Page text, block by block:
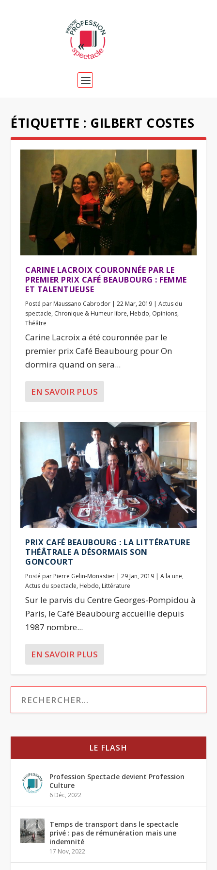
ÉTIQUETTE : GILBERT COSTES
CARINE LACROIX COURONNÉE PAR LE
PREMIER PRIX CAFÉ BEAUBOURG : FEMME
ET TALENTUEUSE
Posté par Maussano Cabrodor |22 Mar, 2019 |Actus du
spectacle, Chronique & Humeur libre, Hebdo, Opinions,
Théâtre
Carine Lacroix a été couronnée par le
premier prix Café Beaubourg pour On
dormira quand on sera...
EN SAVOIR PLUS
PRIX CAFÉ BEAUBOURG : LA LITTÉRATURE
THÉÂTRALE A DÉSORMAIS SON
GONCOURT
Posté par Pierre Gelin-Monastier |29 Jan, 2019 |A la une,
Actus du spectacle, Hebdo, Littérature
Sur le parvis du Centre Georges-Pompidou à
Paris, le Café Beaubourg accueille depuis
1987 nombre...
EN SAVOIR PLUS
LE FLASH
Profession Spectacle devient Profession
Culture
6 Déc, 2022
Temps de transport dans le spectacle
privé : pas de rémunération mais une
indemnité
17 Nov, 2022